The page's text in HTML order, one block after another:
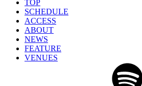
TOP
SCHEDULE
ACCESS
ABOUT
NEWS
FEATURE
VENUES